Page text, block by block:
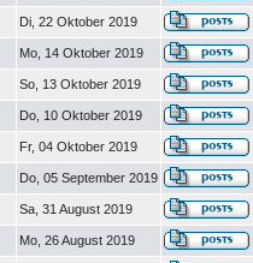
Di, 22 Oktober 2019
Mo, 14 Oktober 2019
So, 13 Oktober 2019
Do, 10 Oktober 2019
Fr, 04 Oktober 2019
Do, 05 September 2019
Sa, 31 August 2019
Mo, 26 August 2019